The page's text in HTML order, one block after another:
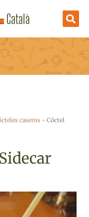
Català
caseros - Cóctel